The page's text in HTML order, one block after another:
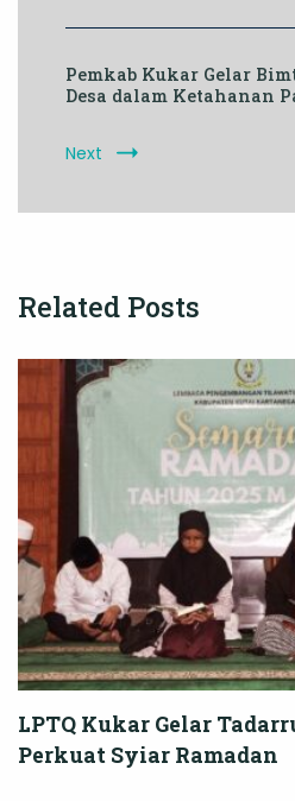
Pemkab Kukar Gelar
Desa dalam Ketahanan
Next
Related Posts
LPTQ Kukar Gelar
Perkuat Syiar Ramadan